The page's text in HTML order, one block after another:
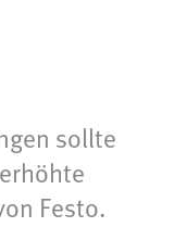
sollte
Festo.